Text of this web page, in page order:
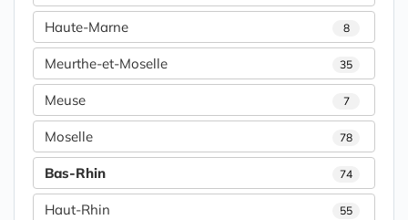
Haute-Marne 8
Meurthe-et-Moselle 35
Meuse 7
Moselle 78
Bas-Rhin 74
Haut-Rhin 55